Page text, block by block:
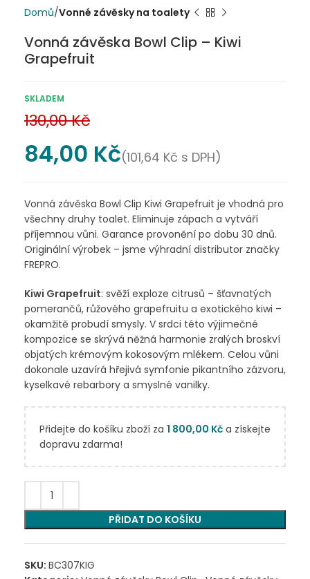
Domů Vonné závěsky na toalety
Vonná závěska Bowl Clip – Kiwi
Grapefruit
SKLADEM
130,00Kč
84,00 Kč(101,64 Kč s DPH)
Vonná závěska Bowl Clip Kiwi Grapefruit je vhodná pro
všechny druhy toalet. Eliminuje zápach a vytváří
příjemnou vůni. Garance provonění po dobu 30 dnů.
Originální výrobek – jsme výhradní distributor značky
FREPRO.
Kiwi Grapefruit: svěží exploze citrusů – šťavnatých
pomerančů, růžového grapefruitu a exotického kiwi –
okamžitě probudí smysly. V srdci této výjimečné
kompozice se skrývá něžná harmonie zralých broskví
objatých krémovým kokosovým mlékem. Celou vůni
dokonale uzavírá hřejivá symfonie pikantního zázvoru,
kyselkavé rebarbory a smyslné vanilky.
Přidejte do košíku zboží za 1 800,00 Kč a získejte
dopravu zdarma!
PŘIDAT DO KOŠÍKU
SKU: BC307KIG